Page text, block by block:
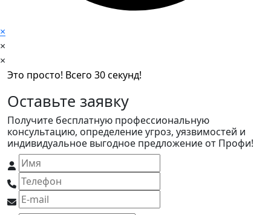
×
×
×
Это просто! Всего 30 секунд!
Оставьте заявку
Получите бесплатную профессиональную
консультацию, определение угроз, уязвимостей и
индивидуальное выгодное предложение от Профи!